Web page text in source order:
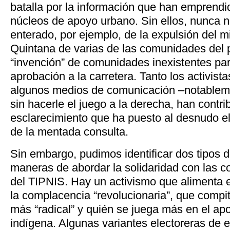
batalla por la información que han
núcleos de apoyo urbano. Sin ellos, nunca
enterado, por ejemplo, de la expulsión del
Quintana de varias de las comunidades del
“invención” de comunidades inexistentes
aprobación a la carretera. Tanto los
algunos medios de comunicación
sin hacerle el juego a la derecha, han
esclarecimiento que ha puesto al desnudo
de la mentada consulta.
Sin embargo, pudimos identificar dos tipos
maneras de abordar la solidaridad con las
del TIPNIS. Hay un activismo que alimenta
la complacencia “revolucionaria”, que
más “radical” y quién se juega más en el
indígena. Algunas variantes electoreras de